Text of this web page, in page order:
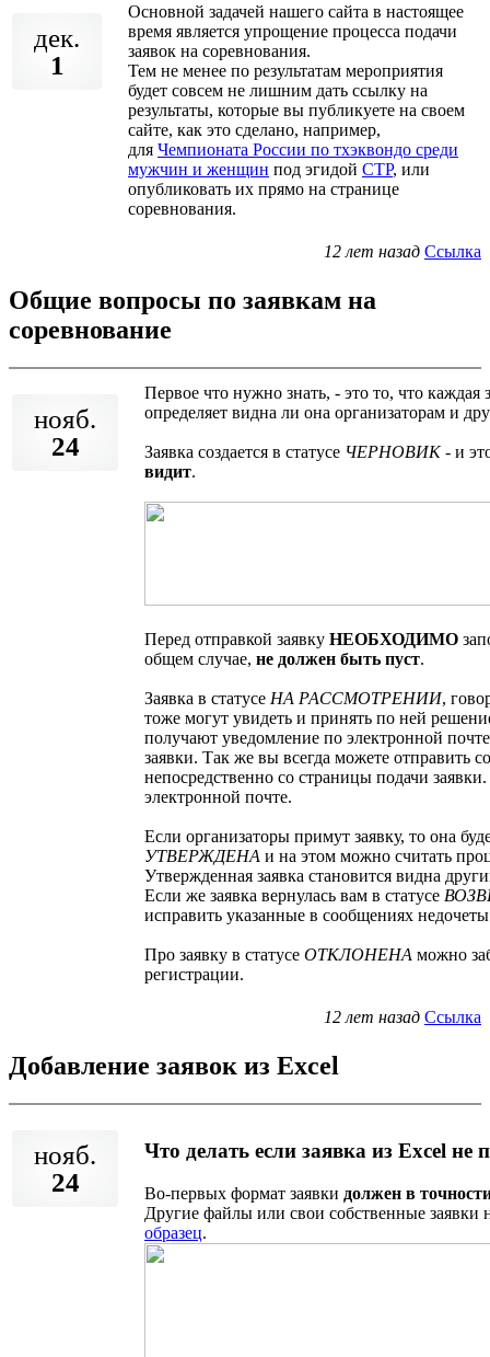
дек.
1
Основной задачей нашего сайта в настоящее
время является упрощение процесса подачи
заявок на соревнования.
Тем не менее по результатам мероприятия
будет совсем не лишним дать ссылку на
результаты, которые вы публикуете на своем
сайте, как это сделано, например,
для Чемпионата России по тхэквондо среди
мужчин и женщин под эгидой СТР, или
опубликовать их прямо на странице
соревнования.
12 лет назад Ссылка
Общие вопросы по заявкам на
соревнование
нояб.
24
Первое что нужно знать, - это то, что каждая
определяет видна ли она организаторам и
Заявка создается в статусе ЧЕРНОВИК- и
видит.
Перед отправкой заявку НЕОБХОДИМО
общем случае, не должен быть пуст.
Заявка в статусе НА РАССМОТРЕНИИ,
тоже могут увидеть и принять по ней
получают уведомление по электронной
заявки. Так же вы всегда можете отправить
непосредственно со страницы подачи
электронной почте.
Если организаторы примут заявку, то она
УТВЕРЖДЕНА и на этом можно считать
Утвержденная заявка становится видна
Если же заявка вернулась вам в статусе
исправить указанные в сообщениях
Про заявку в статусе ОТКЛОНЕНА можно
регистрации.
12 лет назад Ссылка
Добавление заявок из Excel
нояб.
24
Что делать если заявка из Excel не
Во-первых формат заявки должен в
Другие файлы или свои собственные заявки
образец.